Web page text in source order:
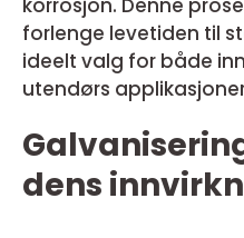
korrosjon. Denne
forlenge levetiden til
ideelt valg for både
utendørs
dens